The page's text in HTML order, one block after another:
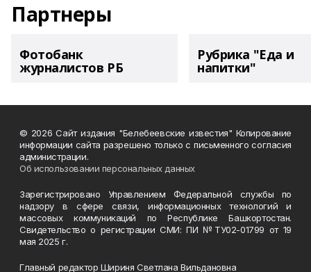
Партнеры
Фотобанк
журналистов РБ
Рубрика "Еда и
напитки"
© 2026 Сайт издания "Белебеевские известия" Копирование
информации сайта разрешено только с письменного согласия
администрации.
Об использовании персональных данных
Зарегистрировано Управлением Федеральной службы по
надзору в сфере связи, информационных технологий и
массовых коммуникаций по Республике Башкортостан.
Свидетельство о регистрации СМИ: ПИ №ТУ02-01799 от 19
мая 2025 г.
Главный редактор Шириня Светлана Вильдановна